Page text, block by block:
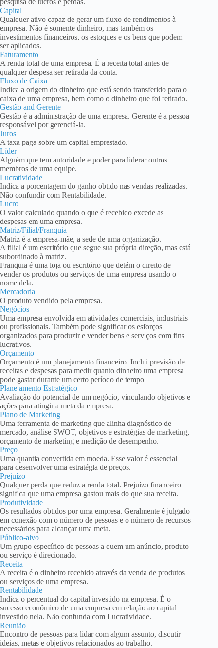
pesquisa de lucros e perdas.
Capital
Qualquer ativo capaz de gerar um fluxo de rendimentos à
empresa. Não é somente dinheiro, mas também os
investimentos financeiros, os estoques e os bens que podem
ser aplicados.
Faturamento
A renda total de uma empresa. É a receita total antes de
qualquer despesa ser retirada da conta.
Fluxo de Caixa
Indica a origem do dinheiro que está sendo transferido para o
caixa de uma empresa, bem como o dinheiro que foi retirado.
Gestão and Gerente
Gestão é a administração de uma empresa. Gerente é a pessoa
responsável por gerenciá-la.
Juros
A taxa paga sobre um capital emprestado.
Líder
Alguém que tem autoridade e poder para liderar outros
membros de uma equipe.
Lucratividade
Indica a porcentagem do ganho obtido nas vendas realizadas.
Não confundir com Rentabilidade.
Lucro
O valor calculado quando o que é recebido excede as
despesas em uma empresa.
Matriz/Filial/Franquia
Matriz é a empresa-mãe, a sede de uma organização.
A filial é um escritório que segue sua própria direção, mas está
subordinado à matriz.
Franquia é uma loja ou escritório que detém o direito de
vender os produtos ou serviços de uma empresa usando o
nome dela.
Mercadoria
O produto vendido pela empresa.
Negócios
Uma empresa envolvida em atividades comerciais, industriais
ou profissionais. Também pode significar os esforços
organizados para produzir e vender bens e serviços com fins
lucrativos.
Orçamento
Orçamento é um planejamento financeiro. Inclui previsão de
receitas e despesas para medir quanto dinheiro uma empresa
pode gastar durante um certo período de tempo.
Planejamento Estratégico
Avaliação do potencial de um negócio, vinculando objetivos e
ações para atingir a meta da empresa.
Plano de Marketing
Uma ferramenta de marketing que alinha diagnóstico de
mercado, análise SWOT, objetivos e estratégias de marketing,
orçamento de marketing e medição de desempenho.
Preço
Uma quantia convertida em moeda. Esse valor é essencial
para desenvolver uma estratégia de preços.
Prejuízo
Qualquer perda que reduz a renda total. Prejuízo financeiro
significa que uma empresa gastou mais do que sua receita.
Produtividade
Os resultados obtidos por uma empresa. Geralmente é julgado
em conexão com o número de pessoas e o número de recursos
necessários para alcançar uma meta.
Público-alvo
Um grupo específico de pessoas a quem um anúncio, produto
ou serviço é direcionado.
Receita
A receita é o dinheiro recebido através da venda de produtos
ou serviços de uma empresa.
Rentabilidade
Indica o percentual do capital investido na empresa. É o
sucesso econômico de uma empresa em relação ao capital
investido nela. Não confunda com Lucratividade.
Reunião
Encontro de pessoas para lidar com algum assunto, discutir
ideias, metas e objetivos relacionados ao trabalho.